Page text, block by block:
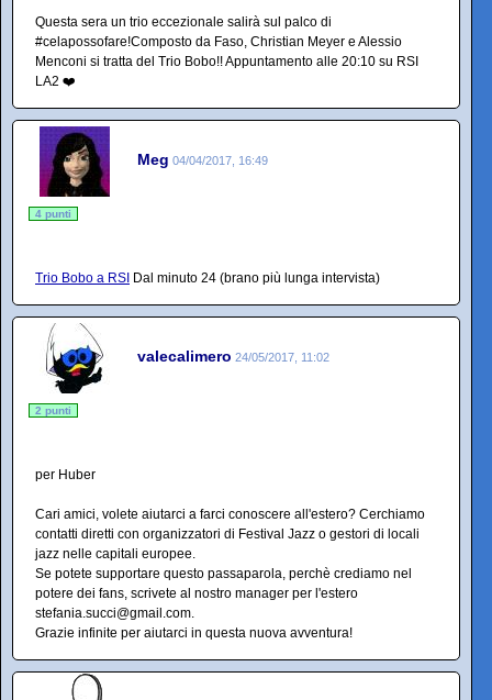
Questa sera un trio eccezionale salirà sul palco di
#celapossofare!Composto da Faso, Christian Meyer e Alessio
Menconi si tratta del Trio Bobo!! Appuntamento alle 20:10 su RSI
LA2 ❤️
Meg 04/04/2017, 16:49
4 punti
Trio Bobo a RSI Dal minuto 24 (brano più lunga intervista)
valecalimero 24/05/2017, 11:02
2 punti
per Huber
Cari amici, volete aiutarci a farci conoscere all'estero? Cerchiamo
contatti diretti con organizzatori di Festival Jazz o gestori di locali
jazz nelle capitali europee.
Se potete supportare questo passaparola, perchè crediamo nel
potere dei fans, scrivete al nostro manager per l'estero
stefania.succi@gmail.com.
Grazie infinite per aiutarci in questa nuova avventura!